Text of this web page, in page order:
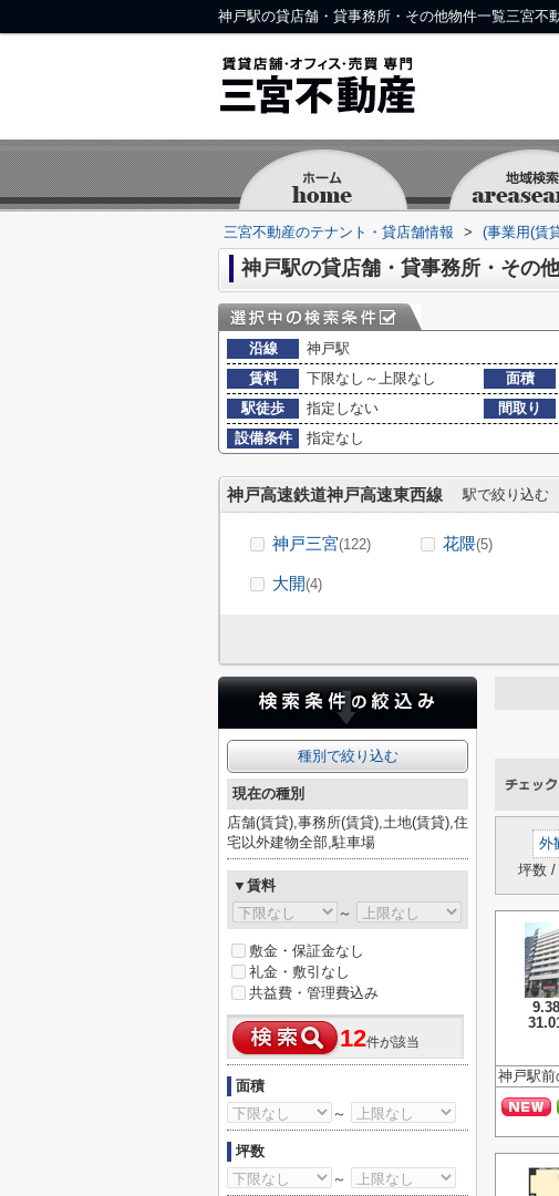
神戸駅の貸店舗・貸事務所・その他物件一覧三宮不
三宮不動産のテナント・貸店舗情報 > (事業用(賃
神戸駅の貸店舗・貸事務所・その
沿線
神戸駅
賃料
下限なし～上限なし 面積
駅徒歩
指定しない 間取り
設備条件
指定なし
神戸高速鉄道神戸高速東西線 駅で絞り込む
神戸三宮(122) 花隈(5)
大開(4)
外
坪数 /
神戸駅前
種別で絞り込む
現在の種別
店舗(賃貸),事務所(賃貸),土地(賃貸),住
宅以外建物全部,駐車場
▼賃料
～
敷金・保証金なし
礼金・敷引なし
共益費・管理費込み
12件が該当
面積
～
坪数
～